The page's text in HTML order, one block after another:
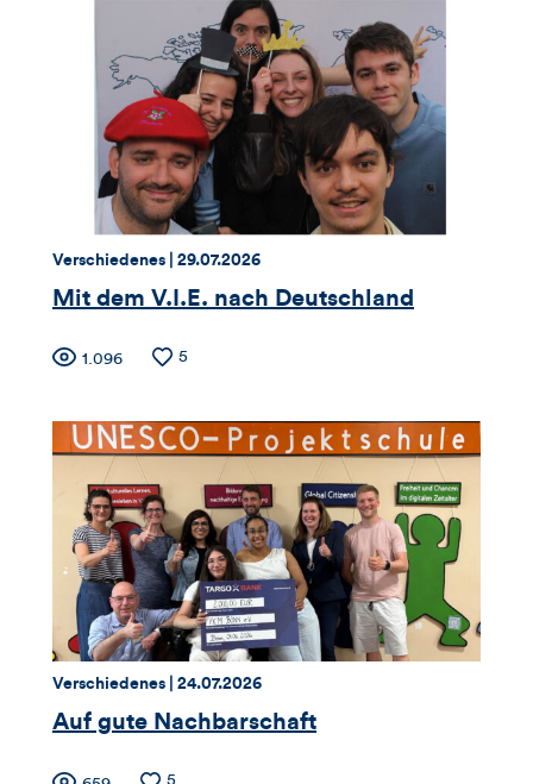
Thema:
Verschiedenes | Datum:
29.07.2026
Mit dem V.I.E. nach Deutschland
Zähler
für
Views,
Likes
und
Kommentare
dieses
Artikels
Anzahl
1.096
Anzahl
5
Thema:
Verschiedenes | Datum:
24.07.2026
Auf gute Nachbarschaft
Anzahl
5